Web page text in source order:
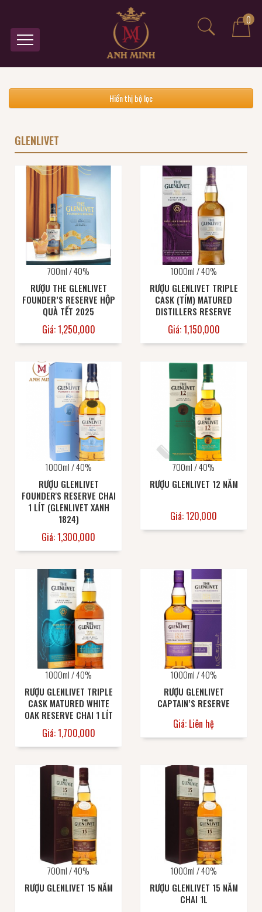
0
Hiển thị bộ lọc
GLENLIVET
700ml / 40%
RƯỢU THE GLENLIVET
FOUNDER’S RESERVE HỘP
QUÀ TẾT 2025
Giá: 1,250,000
1000ml / 40%
RƯỢU GLENLIVET TRIPLE
CASK (TÍM) MATURED
DISTILLERS RESERVE
Giá: 1,150,000
1000ml / 40%
RƯỢU GLENLIVET
FOUNDER'S RESERVE CHAI
1 LÍT (GLENLIVET XANH
1824)
Giá: 1,300,000
700ml / 40%
RƯỢU GLENLIVET 12 NĂM
Giá: 120,000
1000ml / 40%
RƯỢU GLENLIVET TRIPLE
CASK MATURED WHITE
OAK RESERVE CHAI 1 LÍT
Giá: 1,700,000
1000ml / 40%
RƯỢU GLENLIVET
CAPTAIN’S RESERVE
Giá: Liên hệ
700ml / 40%
RƯỢU GLENLIVET 15 NĂM
1000ml / 40%
RƯỢU GLENLIVET 15 NĂM
CHAI 1L